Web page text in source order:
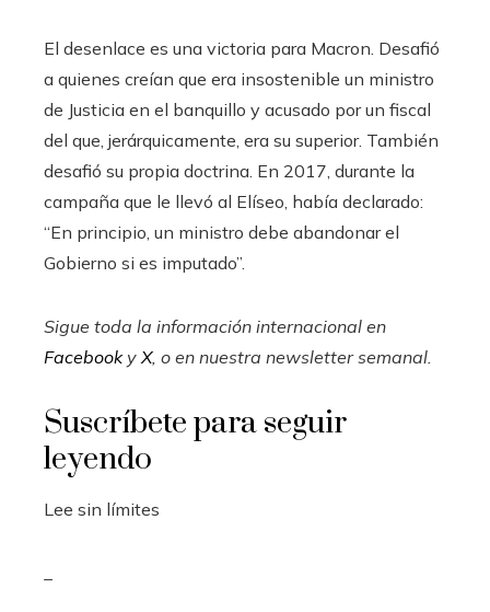
El desenlace es una victoria para Macron. Desafió
a quienes creían que era insostenible un ministro
de Justicia en el banquillo y acusado por un fiscal
del que, jerárquicamente, era su superior. También
desafió su propia doctrina. En 2017, durante la
campaña que le llevó al Elíseo, había declarado:
“En principio, un ministro debe abandonar el
Gobierno si es imputado”.
Sigue toda la información internacional en
FacebookyX, o en nuestra newsletter semanal.
Suscríbete para seguir
leyendo
Lee sin límites